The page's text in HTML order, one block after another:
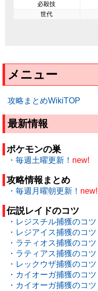
必殺技
世代
メニュー
攻略まとめWikiTOP
最新情報
ポケモンの巣
・毎週土曜更新！ new!
攻略情報まとめ
・毎週月曜朝更新！ new!
伝説レイドのコツ
・レジスチル捕獲のコツ
・レジアイス捕獲のコツ
・ラティオス捕獲のコツ
・ラティアス捕獲のコツ
・レックウザ捕獲のコツ
・カイオーガ捕獲のコ
・カイオーガ捕獲のコツ